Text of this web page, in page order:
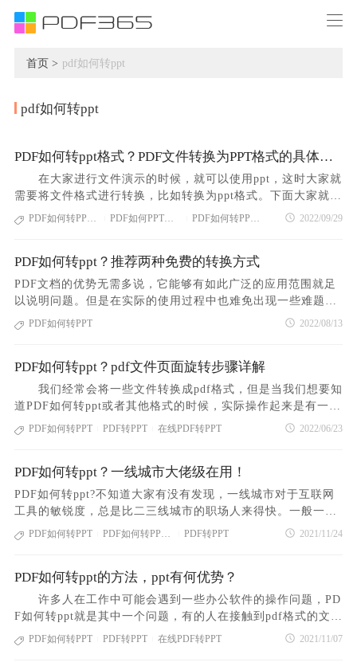
首页 > pdf如何转ppt
pdf如何转ppt
PDF如何转ppt格式？PDF文件转换为PPT格式的具体方法
在大家进行文件演示的时候，就可以使用ppt，这时大家就
需要将文件格式进行转换，比如转换为ppt格式。下面大家就和
小编一起来了解PDF如何转ppt格式，PDF文件转换为PPT格式
的具体方法。 PDF如何转ppt PDF如何转ppt格式
找到“PDF处理”然后来到右边，选择“PDF转PPT” 2、在弹
出的界面中将文件拖入添加进去，在列表中可以看到文件的具
体信息，如果需要转换其中的几页内容，可以输入具体的页数
径保存，最后点击开始转换即可。 PDF如何转ppt pdf
面管理”，点击“水印”，选择“全部移除”。有时候一键去除发现
击“编辑--编辑对象--全部”，然后选中水印，去除即可。PS：
选择水印时要注意，不要把正文的文字也一并选中去除掉哦。
ppt是一款大家经常使用的办公软件，很多朋友想知道pdf
介绍的pdf转ppt方法是很好用的，大家可以下载福昕PDF365。
PDF如何转PPT格式 PDF如何PPT格式步骤 PDF如何转PPT格式方法 2022/09/29
PDF如何转ppt？推荐两种免费的转换方式
PDF文档的优势无需多说，它能够有如此广泛的应用范围就足
以说明问题。但是在实际的使用过程中也难免出现一些难题，
例如更改它的格式。下文福昕pdf365会为大家做解答，PDF如
何转ppt？建议大家来学习一下。
PDF如何转PPT 2022/08/13
PDF如何转ppt？pdf文件页面旋转步骤详解
我们经常会将一些文件转换成pdf格式，但是当我们想要知
道PDF如何转ppt或者其他格式的时候，实际操作起来是有一些
困难的。但是如果我们可以利用福昕pdf365提供的帮助，我们
就会放心很多。 PDF如何转ppt 1、运行福昕pdf365，
接着点击【添加PDF文件】将需要转换成 PPT的PDF文件添加
到软件中，软件还支持批量添加和转换。 3、稍等一会
儿，软件状态变成“打开文件”就表示转换成功。就可以在文件
1、双击打开福昕PDF365，点击软件右上角的“未登录”登陆
件； 3、点击“页面管理-旋转页面给”或者点击左边的“页面
4、在弹出的页面中可以选择旋转方向(顺时针90度、逆时针90
度或180度)，页面范围(可以自定义也可以选择奇数或偶数页面
以及横向或纵向的页面)，选择完单页后点击确定； 5、点
PDF如何转PPT PDF转PPT 在线PDF转PPT 2022/06/23
PDF如何转ppt？一线城市大佬级在用！
PDF如何转ppt?不知道大家有没有发现，一线城市对于互联网
工具的敏锐度，总是比二三线城市的职场人来得快。一般一个
热门工具会先在一线城市推广开来，然后蔓延到二三线小城
市。所以了解一线城市或者大企业的高管都在用什么提效工
多人使用PDF文件，把PDF文件转成PPT也是一种刚需的功
能。PDF如何转ppt?而在北上广深一代，很多职场人都在用一
款叫做福昕PDF365的网站工具。一起俩看看具体教程。第一
转PPT”，进入PDF文件上传页面，选择需要转换的PDF文件。
PDF如何转PPT PDF如何转PPT方法 PDF转PPT 2021/11/24
PDF如何转ppt的方法，ppt有何优势？
许多人在工作中可能会遇到一些办公软件的操作问题，PD
F如何转ppt就是其中一个问题，有的人在接触到pdf格式的文件
的时候，不知道如何操作，问其他同事，有感觉麻烦人家，而
因为这些因素阻止了大家的工作效率，影响到大家的正常下
PDF如何转PPT PDF转PPT 在线PDF转PPT 2021/11/07